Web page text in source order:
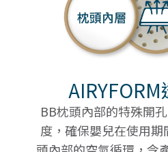
BB枕頭內部的特殊開
度，確保嬰兒在使用